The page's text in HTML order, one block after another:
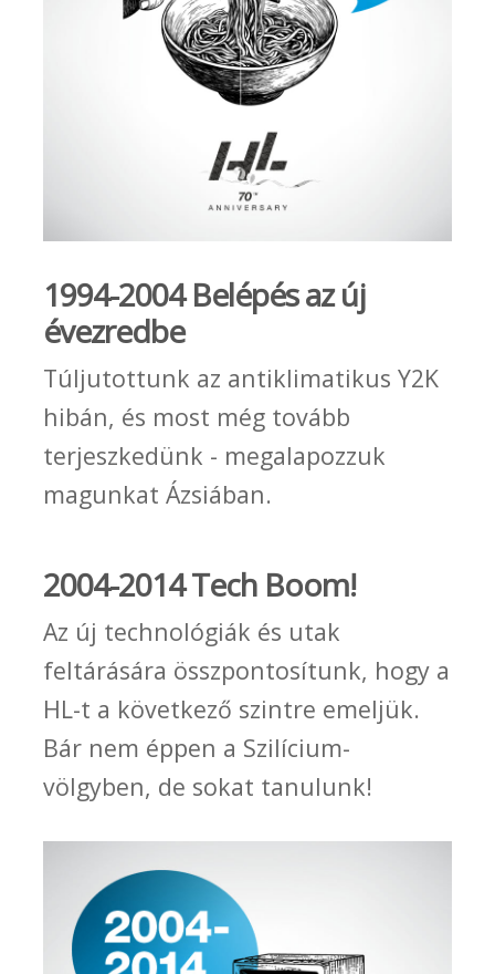
1994-2004 Belépés az új
évezredbe
Túljutottunk az antiklimatikus Y2K
hibán, és most még tovább
terjeszkedünk - megalapozzuk
magunkat Ázsiában.
2004-2014 Tech Boom!
Az új technológiák és utak
feltárására összpontosítunk, hogy a
HL-t a következő szintre emeljük.
Bár nem éppen a Szilícium-
völgyben, de sokat tanulunk!